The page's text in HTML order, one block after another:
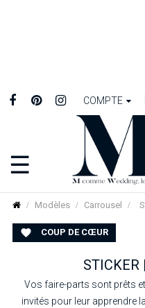
COMPTE
Basculer
la
navigation
☰
Modèles Carrousel
 COUP DE CŒUR
STICKER
Vos faire-parts sont prêts
invités pour leur apprendre